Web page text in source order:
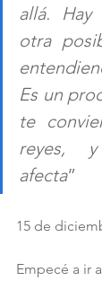
allá.
otra
Es un
te
reyes,
afecta”
15 de
Empecé a ir